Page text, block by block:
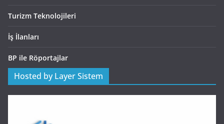
Turizm Teknolojileri
İş İlanları
BP ile Röportajlar
Hosted by Layer Sistem